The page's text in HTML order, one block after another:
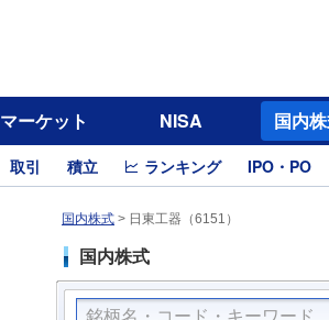
マーケット NISA 国内
取引 積立 ランキング IPO・PO
国内株式 > 日東工器（6151）
国内株式